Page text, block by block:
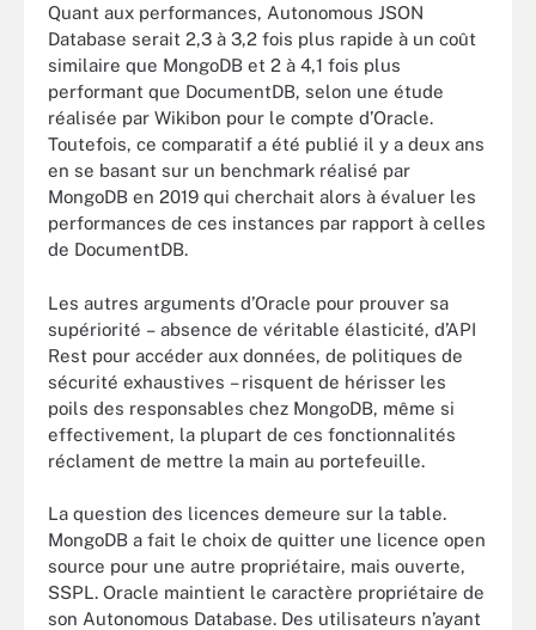
Quant aux performances, Autonomous JSON
Database serait 2,3 à 3,2 fois plus rapide à un coût
similaire que MongoDB et 2 à 4,1 fois plus
performant que DocumentDB, selon une étude
réalisée par Wikibon pour le compte d’Oracle.
Toutefois, ce comparatif a été publié il y a deux ans
en se basant sur un benchmark réalisé par
MongoDB en 2019 qui cherchait alors à évaluer les
performances de ces instances par rapport à celles
de DocumentDB.
Les autres arguments d’Oracle pour prouver sa
supériorité – absence de véritable élasticité, d’API
Rest pour accéder aux données, de politiques de
sécurité exhaustives – risquent de hérisser les
poils des responsables chez MongoDB, même si
effectivement, la plupart de ces fonctionnalités
réclament de mettre la main au portefeuille.
La question des licences demeure sur la table.
MongoDB a fait le choix de quitter une licence open
source pour une autre propriétaire, mais ouverte,
SSPL. Oracle maintient le caractère propriétaire de
son Autonomous Database. Des utilisateurs n’ayant